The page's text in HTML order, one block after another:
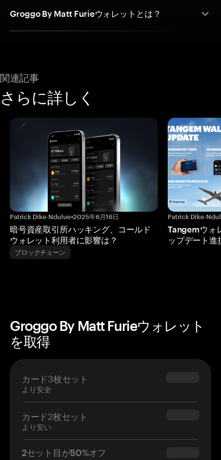
Groggo By Matt Furieウォレットとは？
関連記事
さらに詳しく
Patrick Dike-Ndulue•2025年6月16日
暗号資産取引所ハッキング、コールド
ウォレット利用者に影響は？
ブロックチェーン
Patrick Dike-
Tangemウォ
ップデート進
Groggo By Matt Furieウォレット
を取得
カード3枚セット
より安全
$69.90
カード2枚セット
より安い
$54.90
2セット目が50%オフ $34.95